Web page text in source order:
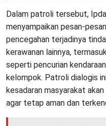
Dalam patroli tersebut,
menyampaikan pesan-
pencegahan terjadinya
kerawanan lainnya,
seperti pencurian
kelompok. Patroli dialogis
kesadaran masyarakat
agar tetap aman dan